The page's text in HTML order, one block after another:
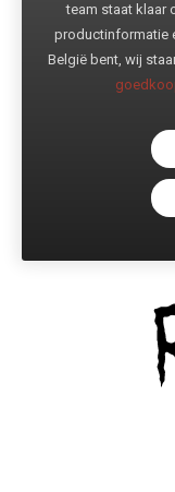
team staat klaar
productinformatie
België bent, wij